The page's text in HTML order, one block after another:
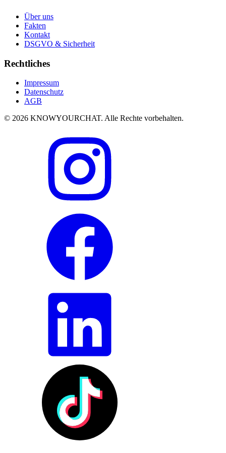
Über uns
Fakten
Kontakt
DSGVO & Sicherheit
Rechtliches
Impressum
Datenschutz
AGB
© 2026 KNOWYOURCHAT. Alle Rechte vorbehalten.